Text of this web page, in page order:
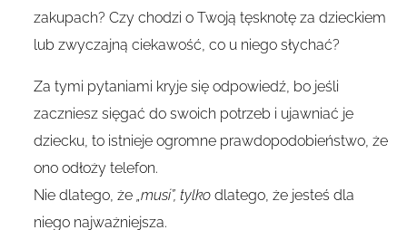
zakupach? Czy chodzi o Twoją tęsknotę za dzieckiem
lub zwyczajną ciekawość, co u niego słychać?
Za tymi pytaniami kryje się odpowiedź, bo jeśli
zaczniesz sięgać do swoich potrzeb i ujawniać je
dziecku, to istnieje ogromne prawdopodobieństwo, że
ono odłoży telefon.
Nie dlatego, że„musi”, tylkodlatego, że jesteś dla
niego najważniejsza.